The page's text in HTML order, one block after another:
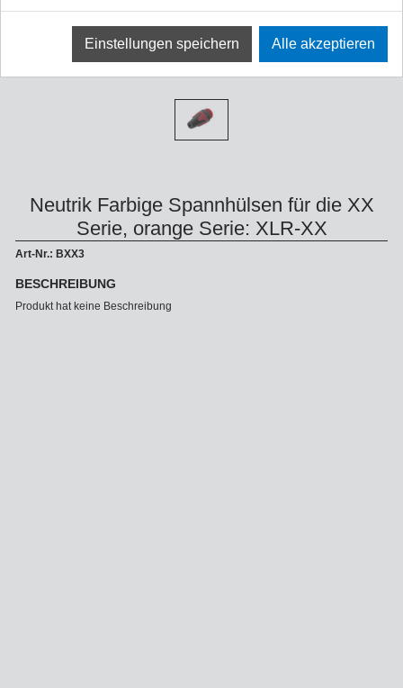
Neutrik Farbige Spannhülsen für die XX
Serie, orange Serie: XLR-XX
Art-Nr.: BXX3
BESCHREIBUNG
Produkt hat keine Beschreibung